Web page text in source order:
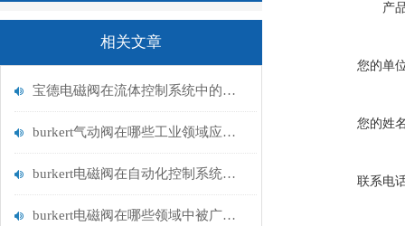
相关文章
宝德电磁阀在流体控制系统中的应用
burkert气动阀在哪些工业领域应用广泛？
burkert电磁阀在自动化控制系统中的应用
burkert电磁阀在哪些领域中被广泛应用？
产
您的单
您的姓
联系电